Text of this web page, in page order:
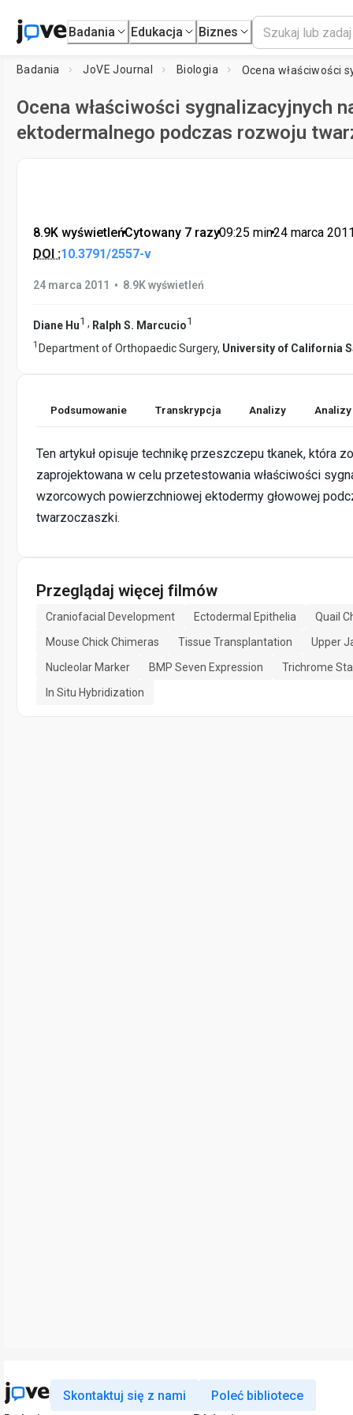
Badania Edukacja Biznes
Badania JoVE Journal Biologia
Ocena właściwości sygnalizacyjnych
ektodermalnego podczas rozwoju
8.9K wyświetleń•Cytowany 7 razy•09:25 min•24 marca
DOI :10.3791/2557-v
24 marca 2011 • 8.9K wyświetleń
Diane Hu1 , Ralph S. Marcucio1
1 Department of Orthopaedic Surgery, University of California
Podsumowanie Transkrypcja Analizy
Ten artykuł opisuje technikę przeszczepu tkanek, która
zaprojektowana w celu przetestowania właściwości
wzorcowych powierzchniowej ektodermy głowowej
twarzoczaszki.
Przeglądaj więcej filmów
Craniofacial Development Ectodermal Epithelia
Quail
Mouse Chick Chimeras
Tissue Transplantation
Upper
Nucleolar Marker
BMP Seven Expression
Trichrome
In Situ Hybridization
Skontaktuj się z nami Poleć bibliotece